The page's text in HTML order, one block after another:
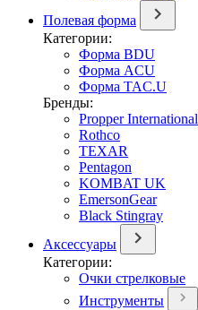
Полевая форма
Категории:
Форма BDU
Форма ACU
Форма TAC.U
Бренды:
Propper International
Rothco
TEXAR
Pentagon
KOMBAT UK
EmersonGear
Black Stingray
Аксессуары
Категории:
Очки стрелковые
Инструменты